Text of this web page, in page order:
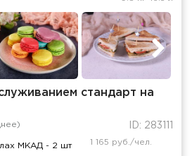
стандарт на
ID: 283111
МКАД - 2 шт 1 165 руб./чел.